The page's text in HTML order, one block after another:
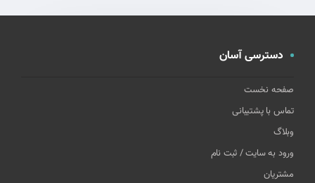
دسترسی آسان
صفحه نخست
تماس با پشتیبانی
وبلاگ
ورود به سایت / ثبت نام
مشتریان